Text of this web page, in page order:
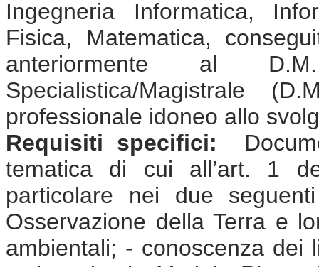
Ingegneria Informatica,
Fisica, Matematica,
anteriormente al
Specialistica/Magistrale
professionale idoneo allo
Requisiti specifici:
tematica di cui all’art. 1
particolare nei due
Osservazione della Terra e
ambientali; - conoscenza dei